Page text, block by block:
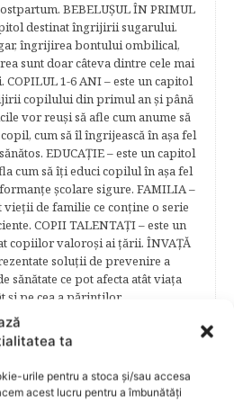
ta
urile pentru a stoca și/sau accesa
acest lucru pentru a îmbunătăți
BEBELUŞUL ÎN PRIMUL
destinat îngrijirii sugarului.
îngrijirea bontului ombilical,
sunt doar câteva dintre cele mai
1-6 ANI – este un capitol
copilului din primul an şi până
vor reuşi să afle cum anume să
cum să îl îngrijească în aşa fel
EDUCAŢIE – este un capitol
cum să îţi educi copilul în aşa fel
şcolare sigure. FAMILIA –
vieţii de familie ce conţine o serie
COPII TALENTAŢI – este un
copiilor valoroși ai țării. ÎNVAŢĂ
soluţii de prevenire a
sănătate ce pot afecta atât viaţa
şi pe cea a părinţilor.